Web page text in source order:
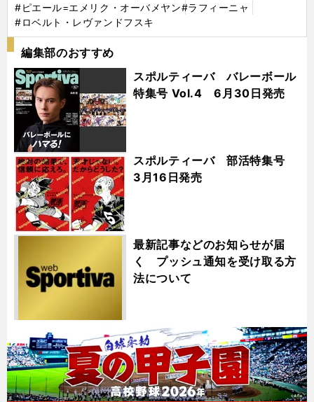
#ピエール=エメリク・オーバメヤン#ラフィーニャ
#ロベルト・レヴァンドフスキ
編集部のおすすめ
スポルティーバ バレーボール
特集号 Vol.4 6月30日発売
スポルティーバ 部活特集号
3月16日発売
最新記事などのお知らせが届
く プッシュ通知を受け取る方
法について